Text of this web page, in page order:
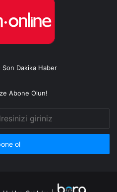
Dakika Haber
Abone Olun!